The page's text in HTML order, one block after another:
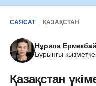
САЯСАТ ҚАЗАҚСТАН
Нұрила Ермекбай
Бұрынғы
Қазақстан